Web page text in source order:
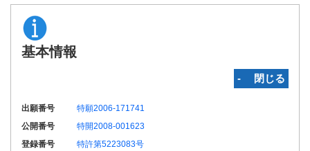
基本情報
‐ 閉じる
出願番号
特願2006-171741
公開番号
特開2008-001623
登録番号
特許第5223083号